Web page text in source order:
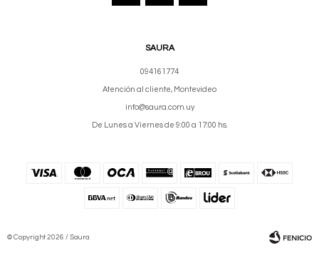
SAURA
094161774
Atención al cliente, Montevideo
info@saura.com.uy
De Lunes a Viernes de 9:00 a 17:00 hs.
© Copyright 2026 / Saura